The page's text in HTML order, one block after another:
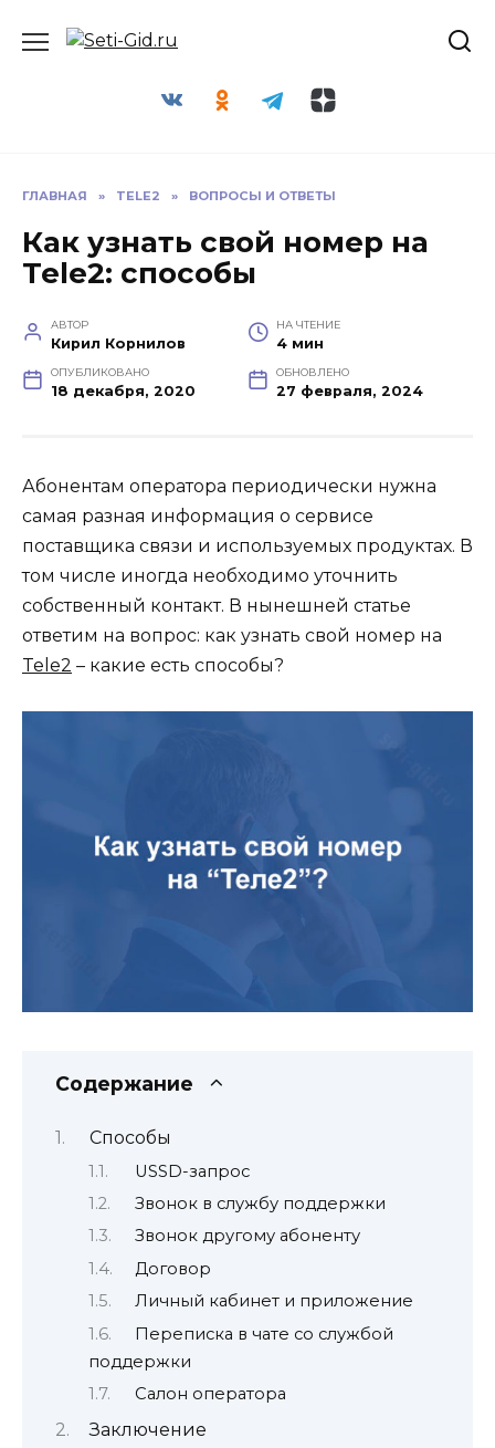
ГЛАВНАЯ » TELE2 » ВОПРОСЫ И ОТВЕТЫ
Как узнать свой номер на
Tele2: способы
АВТОР
Кирил Корнилов
НА ЧТЕНИЕ
4 мин
ОПУБЛИКОВАНО
18 декабря, 2020
ОБНОВЛЕНО
27 февраля, 2024
Абонентам оператора периодически нужна
самая разная информация о сервисе
поставщика связи и используемых продуктах. В
том числе иногда необходимо уточнить
собственный контакт. В нынешней статье
ответим на вопрос: как узнать свой номер на
Tele2 – какие есть способы?
Содержание
Способы
USSD-запрос
Звонок в службу поддержки
Звонок другому абоненту
Договор
Личный кабинет и приложение
Переписка в чате со службой
поддержки
Салон оператора
Заключение